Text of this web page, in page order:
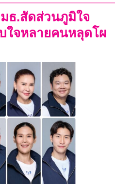
มธ.สัดส่วนภูมิใจ
ใจหลายคนหลุดโผ